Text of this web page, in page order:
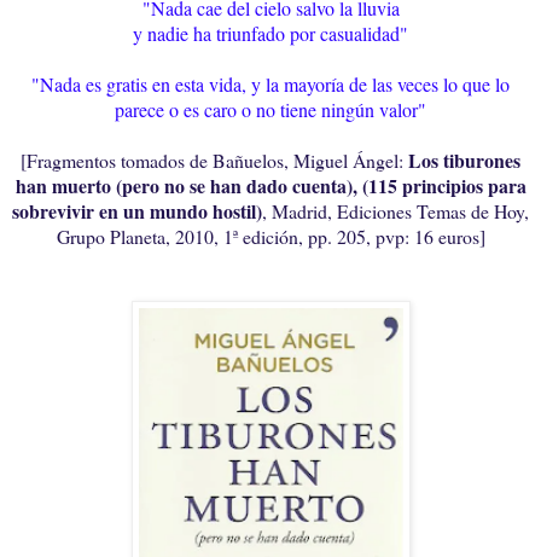
"Nada cae del cielo salvo la lluvia
y nadie ha triunfado por casualidad"
"Nada es gratis en esta vida, y la mayoría de las veces lo que lo
parece o es caro o no tiene ningún valor"
[Fragmentos tomados de Bañuelos, Miguel Ángel: Los tiburones
han muerto (pero no se han dado cuenta), (115 principios para
sobrevivir en un mundo hostil), Madrid, Ediciones Temas de Hoy,
Grupo Planeta, 2010, 1ª edición, pp. 205, pvp: 16 euros]